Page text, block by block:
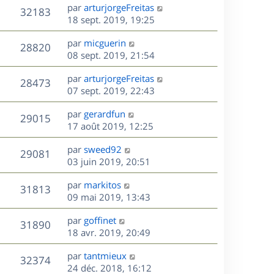
e
s
a
g
e
m
e
s
s
a
g
e
s
i
e
r
m
e
s
s
a
g
e
32183V
u
s
D
e
r
n
i
e
r
m
e
s
s
a
g
e
par arturjorgeFreitas
18 sept. 2019, 19:25
28820V
u
e
D
e
r
n
i
e
r
m
e
s
s
a
g
e
par micguerin
08 sept. 2019, 21:54
28473V
u
D
e
r
n
i
e
r
m
e
s
s
a
g
e
par arturjorgeFreitas
07 sept. 2019, 22:43
29015V
u
s
D
e
r
n
i
e
r
m
e
s
s
a
g
par gerardfun
17 août 2019, 12:25
29081
u
e
s
D
e
r
n
i
e
r
m
e
s
s
par sweed92
03 juin 2019, 20:51
31813V
u
D
e
r
n
i
e
r
m
par markitos
09 mai 2019, 13:43
31890V
u
D
e
r
n
i
par goffinet
18 avr. 2019, 20:49
32374V
D
e
par tantmieux
24 déc. 2018, 16:12